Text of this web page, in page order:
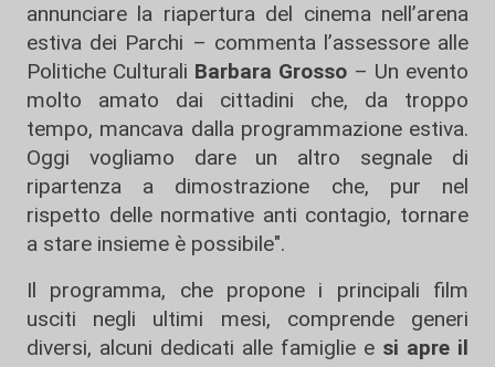
annunciare la riapertura del cinema nell’arena
estiva dei Parchi – commenta l’assessore alle
Politiche Culturali Barbara Grosso – Un evento
molto amato dai cittadini che, da troppo
tempo, mancava dalla programmazione estiva.
Oggi vogliamo dare un altro segnale di
ripartenza a dimostrazione che, pur nel
rispetto delle normative anti contagio, tornare
a stare insieme è possibile".
Il programma, che propone i principali film
usciti negli ultimi mesi, comprende generi
diversi, alcuni dedicati alle famiglie e si apre il